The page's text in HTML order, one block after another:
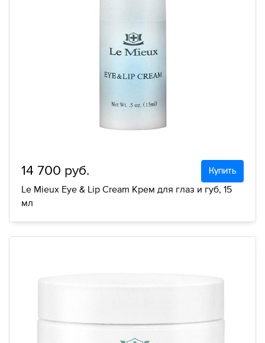
14 700 руб. Купить
Le Mieux Eye & Lip Cream Крем для глаз и губ, 15
мл